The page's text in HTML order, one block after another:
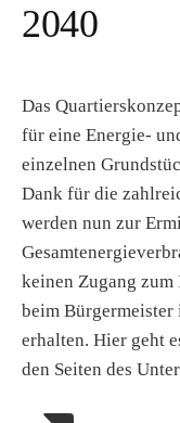
2040
Das
für eine Energie-
einzelnen
Dank für die
werden nun zur
keinen Zugang
beim Bürgermeister
erhalten. Hier geht
den Seiten des